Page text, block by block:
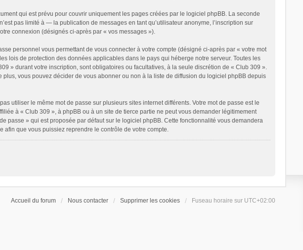
qui est prévu pour couvrir uniquement les pages créées par le logiciel phpBB. La seconde
pas limité à — la publication de messages en tant qu’utilisateur anonyme, l’inscription sur
connexion (désignés ci-après par « vos messages »).
personnel vous permettant de vous connecter à votre compte (désigné ci-après par « votre mot
lois de protection des données applicables dans le pays qui héberge notre serveur. Toutes les
» durant votre inscription, sont obligatoires ou facultatives, à la seule discrétion de « Club 309 ».
vous pouvez décider de vous abonner ou non à la liste de diffusion du logiciel phpBB depuis
utiliser le même mot de passe sur plusieurs sites internet différents. Votre mot de passe est le
à « Club 309 », à phpBB ou à un site de tierce partie ne peut vous demander légitimement
passe » qui est proposée par défaut sur le logiciel phpBB. Cette fonctionnalité vous demandera
afin que vous puissiez reprendre le contrôle de votre compte.
Accueil du forum Nous contacter Supprimer les cookies Fuseau horaire sur UTC+02:00